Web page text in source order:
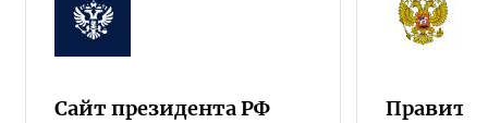
Сайт президента РФ